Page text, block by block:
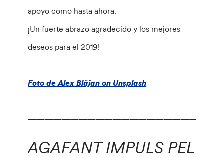
apoyo como hasta ahora.
¡Un fuerte abrazo agradecido y los mejores
deseos para el 2019!
Foto de Alex Blăjan on Unsplash
AGAFANT IMPULS PEL